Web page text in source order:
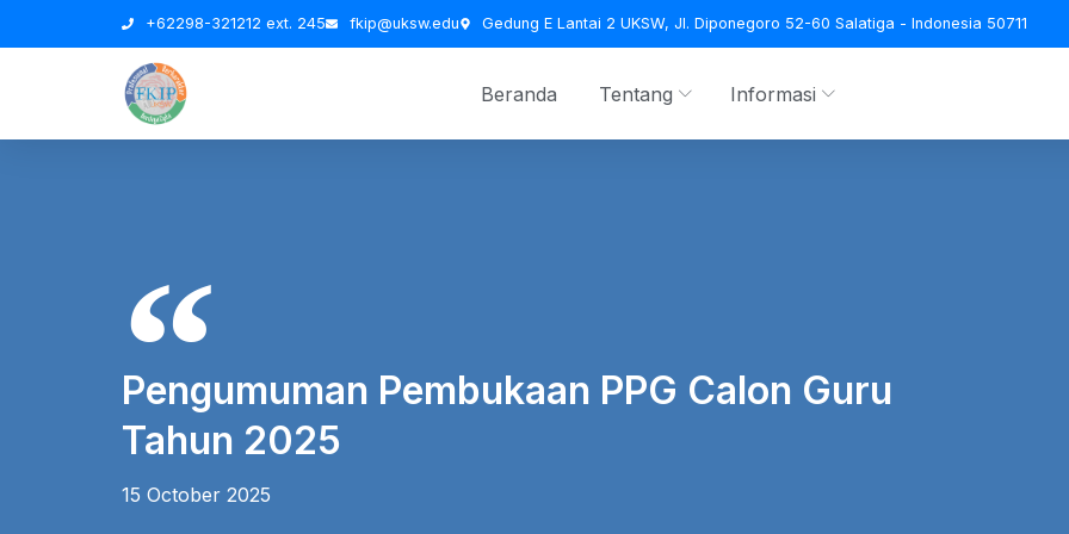
+62298-321212 ext. 245 fkip@uksw.edu Gedung E Lantai 2 UKSW, Jl. Diponegoro 52-60 Salatiga - Indonesia 50711
Beranda Tentang Informasi
Pengumuman Pembukaan PPG Calon Guru
Tahun 2025
15 October 2025